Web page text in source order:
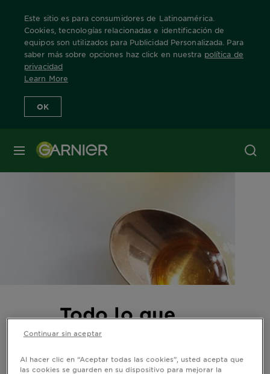
Este sitio es para consumidores de Latinoamérica.
Cookies, tecnologías relacionadas e identificación de
equipos son utilizados para Publicidad Personalizada. Para
saber más sobre opciones haz click en nuestra política de
privacidad
Learn More
OK
MENÚ
Home Ingredientes
Todo lo que
necesitas saber
sobre el Argán
Al hacer clic en “Aceptar todas las cookies”, usted acepta que
las cookies se guarden en su dispositivo para mejorar la
Continuar sin aceptar